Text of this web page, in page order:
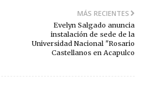
MÁS RECIENTES
Evelyn Salgado anuncia
instalación de sede de la
Universidad Nacional "Rosario
Castellanos en Acapulco